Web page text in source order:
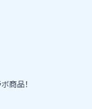
商品！